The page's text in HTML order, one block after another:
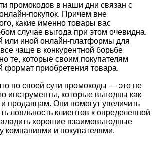
промокодов в наши дни связан с
покупок. Причем вне
какие именно товары вас
случае выгода при этом очевидна.
или иной онлайн-платформы для
все чаще в конкурентной борьбе
те, которые своим покупателям
формат приобретения товара.
по своей сути промокоды — это не
инструменты, которые выгодны как
и продавцам. Они помогут увеличить
лояльность клиентов к определенной
хорошие взаимовыгодные
компаниями и покупателями.